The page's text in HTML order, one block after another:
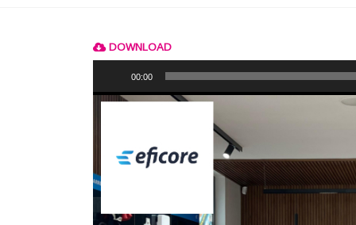
DOWNLOADReprodutor
00:00